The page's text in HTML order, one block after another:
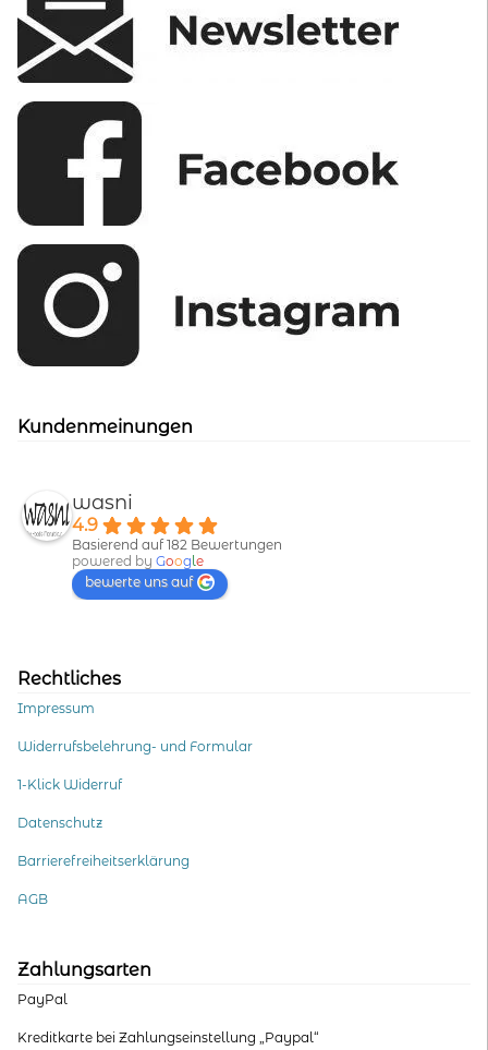
Kundenmeinungen
wasni
4.9
Basierend auf 182 Bewertungen
powered by Google
bewerte uns auf
Rechtliches
Impressum
Widerrufsbelehrung- und Formular
1-Klick Widerruf
Datenschutz
Barrierefreiheitserklärung
AGB
Zahlungsarten
PayPal
Kreditkarte bei Zahlungseinstellung „Paypal“